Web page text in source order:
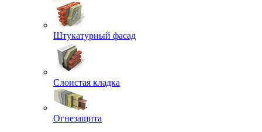
Штукатурный фасад
Слоистая кладка
Огнезащита